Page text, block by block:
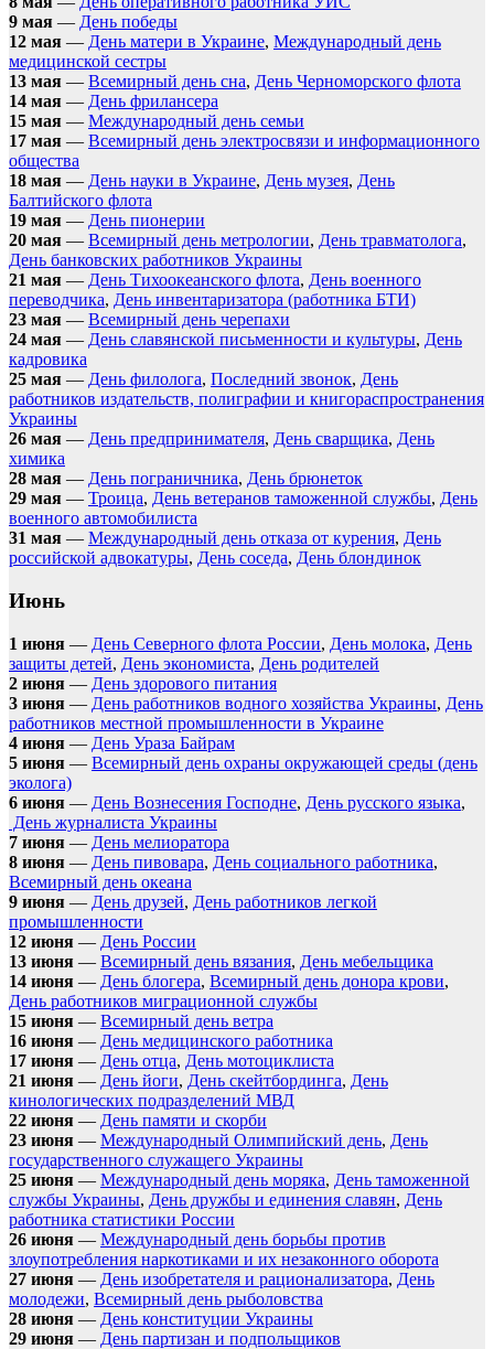
9 мая — День победы
12 мая — День матери в Украине, Международный день
медицинской сестры
13 мая — Всемирный день сна, День Черноморского флота
14 мая — День фрилансера
15 мая — Международный день семьи
17 мая — Всемирный день электросвязи и информационного
общества
18 мая — День науки в Украине, День музея, День
Балтийского флота
19 мая — День пионерии
20 мая — Всемирный день метрологии, День травматолога,
День банковских работников Украины
21 мая — День Тихоокеанского флота, День военного
переводчика, День инвентаризатора (работника БТИ)
23 мая — Всемирный день черепахи
24 мая — День славянской письменности и культуры, День
кадровика
25 мая — День филолога, Последний звонок, День
работников издательств, полиграфии и книгораспространения
Украины
26 мая — День предпринимателя, День сварщика, День
химика
28 мая — День пограничника, День брюнеток
29 мая — Троица, День ветеранов таможенной службы, День
военного автомобилиста
31 мая — Международный день отказа от курения, День
российской адвокатуры, День соседа, День блондинок
Июнь
1 июня — День Северного флота России, День молока, День
защиты детей, День экономиста, День родителей
2 июня — День здорового питания
3 июня — День работников водного хозяйства Украины, День
работников местной промышленности в Украине
4 июня — День Ураза Байрам
5 июня — Всемирный день охраны окружающей среды (день
эколога)
6 июня — День Вознесения Господне, День русского языка,
День журналиста Украины
7 июня — День мелиоратора
8 июня — День пивовара, День социального работника,
Всемирный день океана
9 июня — День друзей, День работников легкой
промышленности
12 июня — День России
13 июня — Всемирный день вязания, День мебельщика
14 июня — День блогера, Всемирный день донора крови,
День работников миграционной службы
15 июня — Всемирный день ветра
16 июня — День медицинского работника
17 июня — День отца, День мотоциклиста
21 июня — День йоги, День скейтбординга, День
кинологических подразделений МВД
22 июня — День памяти и скорби
23 июня — Международный Олимпийский день, День
государственного служащего Украины
25 июня — Международный день моряка, День таможенной
службы Украины, День дружбы и единения славян, День
работника статистики России
26 июня — Международный день борьбы против
злоупотребления наркотиками и их незаконного оборота
27 июня — День изобретателя и рационализатора, День
молодежи, Всемирный день рыболовства
28 июня — День конституции Украины
29 июня — День партизан и подпольщиков